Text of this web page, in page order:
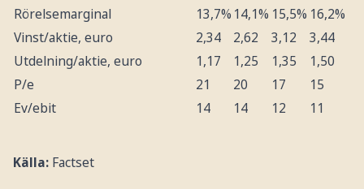
Rörelsemarginal
13,7% 14,1% 15,5% 16,2%
Vinst/aktie, euro
2,34 2,62 3,12
3,44
Utdelning/aktie, euro
1,17 1,25 1,35
1,50
P/e
21 20 17
15
Ev/ebit
14 14 12 11
Källa:Factset